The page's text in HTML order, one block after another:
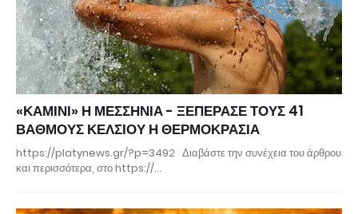
«ΚΑΜΙΝΙ» Η ΜΕΣΣΗΝΙΑ - ΞΕΠΕΡΑΣΕ ΤΟΥΣ 41
ΒΑΘΜΟΥΣ ΚΕΛΣΙΟΥ Η ΘΕΡΜΟΚΡΑΣΙΑ
https://platynews.gr/?p=3492 Διαβάστε την συνέχεια του άρθρου
και περισσότερα, στο https://…